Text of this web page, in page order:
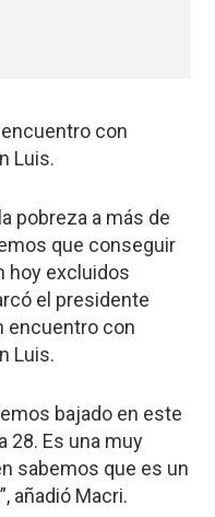
con
Luis.
pobreza a más de
que conseguir
hoy excluidos
el presidente
encuentro con
Luis.
bajado en este
28. Es una muy
sabemos que es un
añadió Macri.